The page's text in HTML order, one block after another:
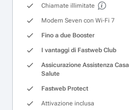
Chiamate illimitate
Modem Seven con Wi‑Fi 7
Fino a due Booster
I vantaggi di Fastweb Club
Assicurazione Assistenza
Salute
Fastweb Protect
Attivazione inclusa